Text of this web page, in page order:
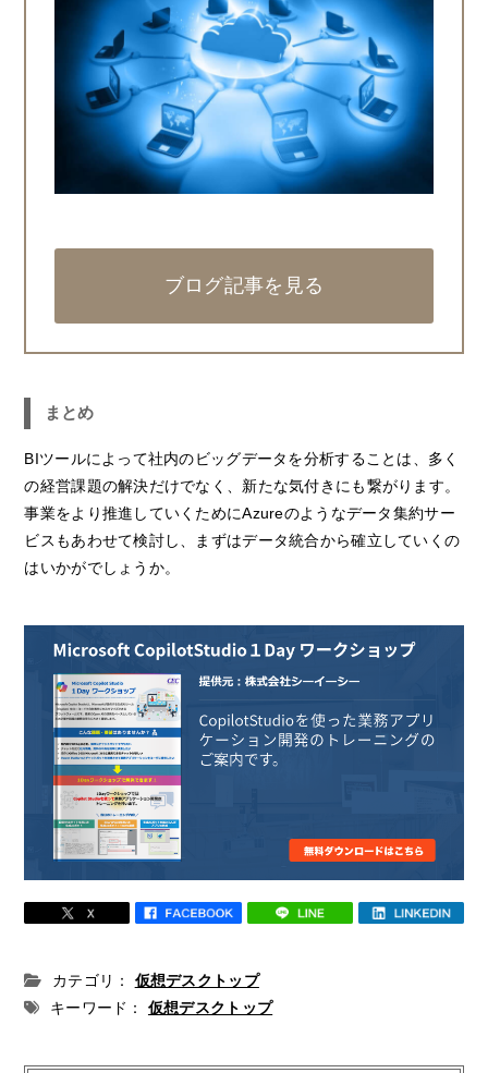
ブログ記事を見る
まとめ
BIツールによって社内のビッグデータを分析することは、多く
の経営課題の解決だけでなく、新たな気付きにも繋がります。
事業をより推進していくためにAzureのようなデータ集約サー
ビスもあわせて検討し、まずはデータ統合から確立していくの
はいかがでしょうか。
カテゴリ：
仮想デスクトップ
キーワード：
仮想デスクトップ